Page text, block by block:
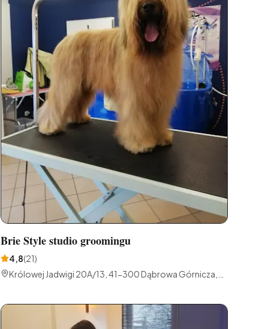
Brie Style studio groomingu
4,8(21)
Królowej Jadwigi 20A/13, 41-300 Dąbrowa Górnicza,